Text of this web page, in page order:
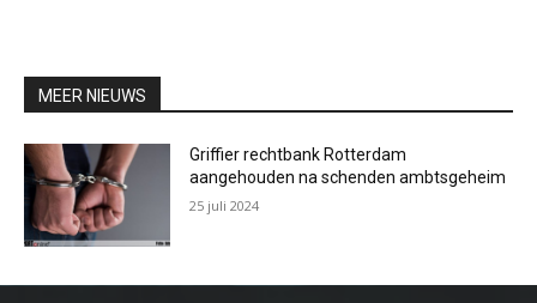
MEER NIEUWS
Griffier rechtbank Rotterdam
aangehouden na schenden ambtsgeheim
25 juli 2024